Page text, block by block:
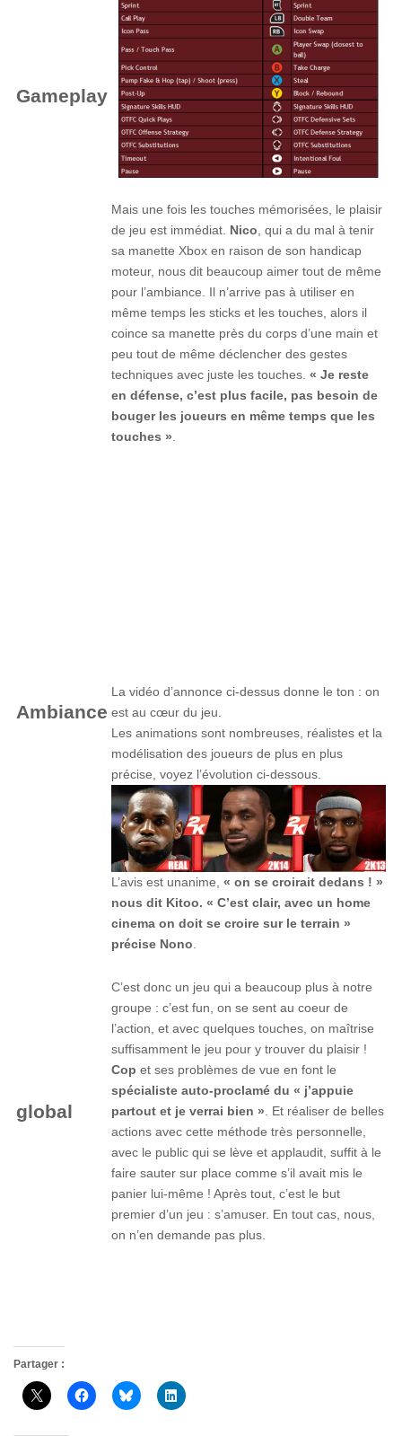
Gameplay
Mais une fois les touches mémorisées, le plaisir
de jeu est immédiat. Nico , qui a du mal à tenir
sa manette Xbox en raison de son handicap
moteur, nous dit beaucoup aimer tout de même
pour l’ambiance. Il n’arrive pas à utiliser en
même temps les sticks et les touches, alors il
coince sa manette près du corps d’une main et
peu tout de même déclencher des gestes
techniques avec juste les touches. « Je reste
en défense, c’est plus facile, pas besoin de
bouger les joueurs en même temps que les
touches »
Ambiance
La vidéo d’annonce ci-dessus donne le ton : on
est au cœur du jeu.
Les animations sont nombreuses, réalistes et la
modélisation des joueurs de plus en plus
précise, voyez l’évolution ci-dessous.
L’avis est unanime, « on se croirait dedans ! »
nous dit Kitoo. « C’est clair, avec un home
cinema on doit se croire sur le terrain »
précise Nono
global
C’est donc un jeu qui a beaucoup plus à notre
groupe : c’est fun, on se sent au coeur de
l’action, et avec quelques touches, on maîtrise
suffisamment le jeu pour y trouver du plaisir !
Cop et ses problèmes de vue en font le
spécialiste auto-proclamé du « j’appuie
partout et je verrai bien » . Et réaliser de belles
actions avec cette méthode très personnelle,
avec le public qui se lève et applaudit, suffit à le
faire sauter sur place comme s’il avait mis le
panier lui-même ! Après tout, c’est le but
premier d’un jeu : s’amuser. En tout cas, nous,
on n’en demande pas plus.
Partager :